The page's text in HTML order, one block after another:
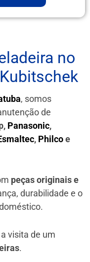
no
, somos
de
Panasonic,
, Philcoe
peças originais e
durabilidade e o
visita de um
.